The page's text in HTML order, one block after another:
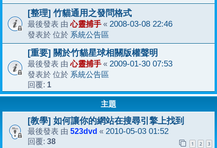
[整理] 竹貓通用之發問格式
最後發表 由心靈捕手 « 2008-03-08 22:46
發表於 位於 系統公告區
[重要] 關於竹貓星球相關版權聲明
最後發表 由心靈捕手 « 2009-01-30 07:53
發表於 位於 系統公告區
回覆: 1
主題
[教學] 如何讓你的網站在搜尋引擎上找到
最後發表 由 523dvd « 2010-05-03 01:52
回覆: 38 1 2 3